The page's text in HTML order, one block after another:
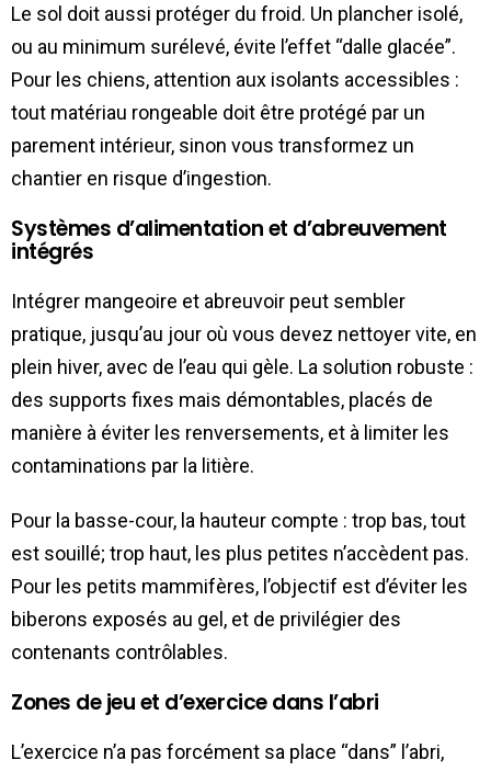
Le sol doit aussi protéger du froid. Un plancher isolé,
ou au minimum surélevé, évite l’effet “dalle glacée”.
Pour les chiens, attention aux isolants accessibles :
tout matériau rongeable doit être protégé par un
parement intérieur, sinon vous transformez un
chantier en risque d’ingestion.
Systèmes d’alimentation et d’abreuvement
intégrés
Intégrer mangeoire et abreuvoir peut sembler
pratique, jusqu’au jour où vous devez nettoyer vite, en
plein hiver, avec de l’eau qui gèle. La solution robuste :
des supports fixes mais démontables, placés de
manière à éviter les renversements, et à limiter les
contaminations par la litière.
Pour la basse-cour, la hauteur compte : trop bas, tout
est souillé; trop haut, les plus petites n’accèdent pas.
Pour les petits mammifères, l’objectif est d’éviter les
biberons exposés au gel, et de privilégier des
contenants contrôlables.
Zones de jeu et d’exercice dans l’abri
L’exercice n’a pas forcément sa place “dans” l’abri,